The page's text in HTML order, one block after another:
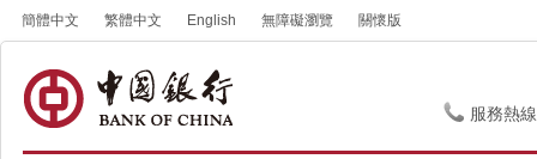
簡體中文 繁體中文 English 無障礙瀏覽 關懷版
服務熱